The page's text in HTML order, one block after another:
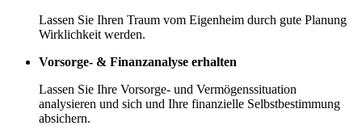
Lassen Sie Ihren Traum vom Eigenheim durch gute Planung
Wirklichkeit werden.
Vorsorge- & Finanzanalyse erhalten
Lassen Sie Ihre Vorsorge- und Vermögenssituation
analysieren und sich und Ihre finanzielle Selbstbestimmung
absichern.